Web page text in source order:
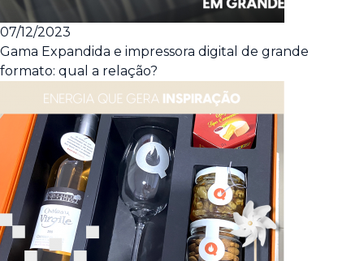
07/12/2023
Gama Expandida e impressora digital de grande
formato: qual a relação?